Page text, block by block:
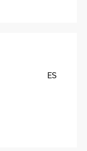
ES